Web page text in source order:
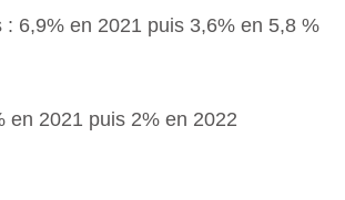
6,9% en 2021 puis 3,6% en 5,8 %
en 2021 puis 2% en 2022